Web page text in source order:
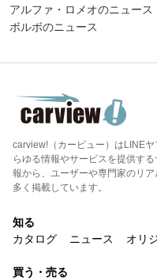
アルファ・ロメオのニュース
ボルボのニュース
carview!（カービュー）はLINE
らゆる情報やサービスを提供す
報から、ユーザーや専門家のリ
多く掲載しています。
知る
カタログ
ニュース オリ
買う・売る